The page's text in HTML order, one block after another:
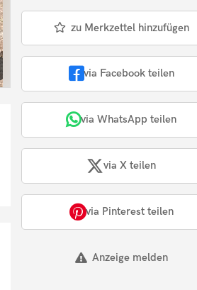
zu Merkzettel hinzufügen
via Facebook teilen
via WhatsApp teilen
via X teilen
via Pinterest teilen
Anzeige melden